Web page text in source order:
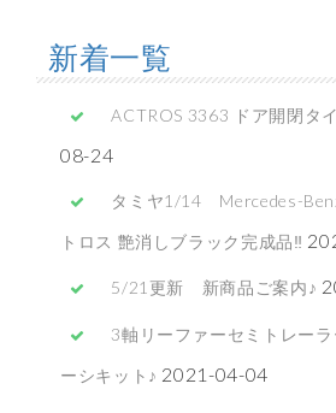
新着一覧
ACTROS 3363 ドア開閉タ
08-24
タミヤ1/14 Mercedes-
トロス 艶消しブラック完成品‼
5/21更新 新商品ご案内♪
3軸リーファーセミトレー
ーシキット♪ 2021-04-04